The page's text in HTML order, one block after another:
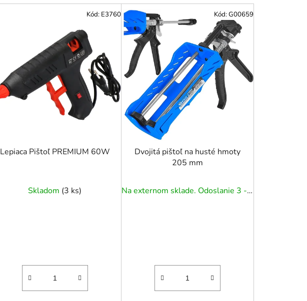
e
n
i
e
p
d
u
k
o
Lepiaca Pištoľ PREMIUM 60W
Skladom (3 ks)
Kód: E3760
Dvojitá pištoľ na husté hmoty
205 mm
Na externom sklade. Odoslanie 3 - 5 prac. dní.
Kód:G00659